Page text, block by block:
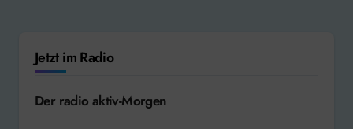
Jetzt im Radio
Der radio aktiv-Morgen